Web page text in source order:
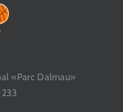
«Parc Dalmau»